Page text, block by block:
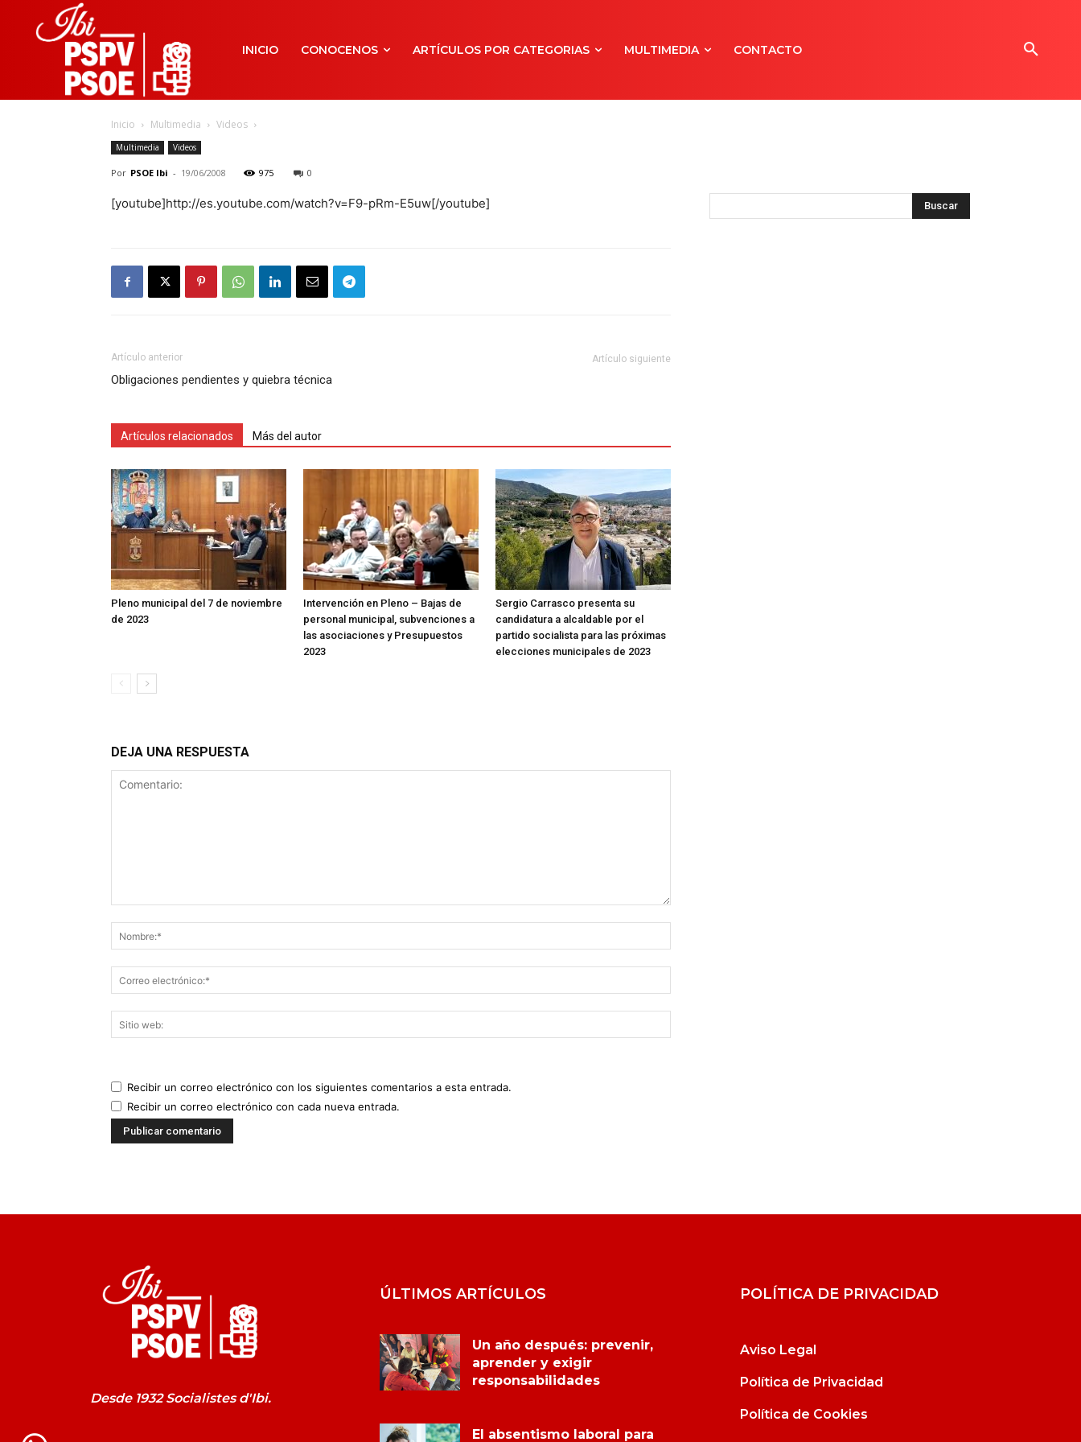
INICIO CONOCENOS ARTÍCULOS POR CATEGORIAS MULTIMEDIA CONTACTO
Inicio Multimedia Videos
Multimedia Videos
Por PSOE Ibi - 19/06/2008 975 0
[youtube]http://es.youtube.com/watch?v=F9-pRm-E5uw[/youtube]
Artículo anterior
Obligaciones pendientes y quiebra técnica
Artículo siguiente
Artículos relacionados Más del autor
Pleno municipal del 7 de noviembre
de 2023
Intervención en Pleno – Bajas de
personal municipal, subvenciones a
las asociaciones y Presupuestos
2023
Sergio Carrasco presenta su
candidatura a alcaldable por el
partido socialista para las próximas
elecciones municipales de 2023
DEJA UNA RESPUESTA
Recibir un correo electrónico con los siguientes comentarios a esta entrada.
Recibir un correo electrónico con cada nueva entrada.
Desde 1932 Socialistes d'Ibi.
ÚLTIMOS ARTÍCULOS
Un año después: prevenir,
aprender y exigir
responsabilidades
El absentismo laboral para
POLÍTICA DE PRIVACIDAD
Aviso Legal
Política de Privacidad
Política de Cookies